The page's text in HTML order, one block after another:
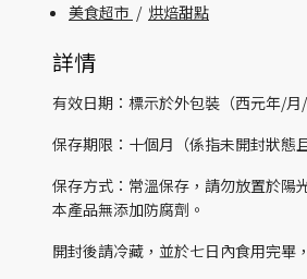
美食超市 / 烘焙甜點
詳情
有效日期：標示於外包裝（西元年/月/
保存期限：十個月（係指未開封狀態
保存方式：常溫保存，請勿放置於陽
本產品無添加防腐劑。
開封後請冷藏，並於七日內食用完畢